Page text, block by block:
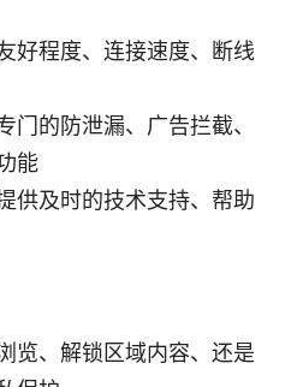
好程度、连接速度、断线
门的防泄漏、广告拦截、
能
供及时的技术支持、帮助
览、解锁区域内容、还是